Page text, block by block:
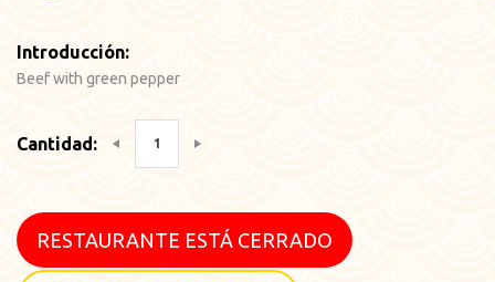
Introducción:
Beef with green pepper
Cantidad:
RESTAURANTE ESTÁ CERRADO